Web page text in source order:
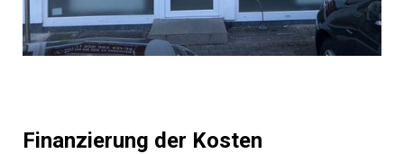
Finanzierung der Kosten